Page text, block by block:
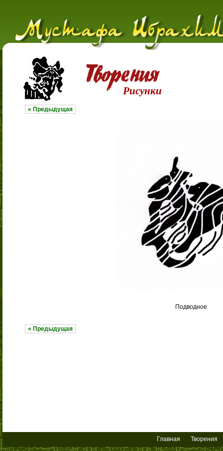
Рисунки
« Предыдущая
Подводное
« Предыдущая
Главная Творения